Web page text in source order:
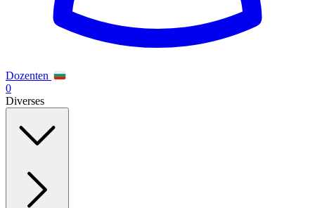
Dozenten
0
Diverses